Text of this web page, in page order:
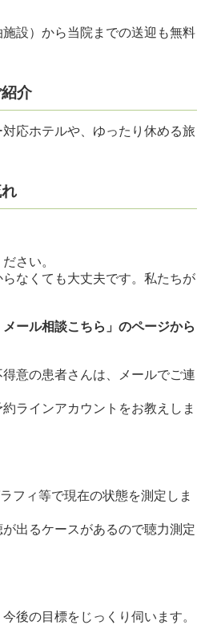
設）から当院までの送迎も無料
介
応ホテルや、ゆったり休める旅
さい。
なくても大丈夫です。私たちが
ール相談こちら」のページから
意の患者さんは、メールでご連
ラインアカウントをお教えしま
フィ等で現在の状態を測定しま
出るケースがあるので聴力測定
後の目標をじっくり伺います。